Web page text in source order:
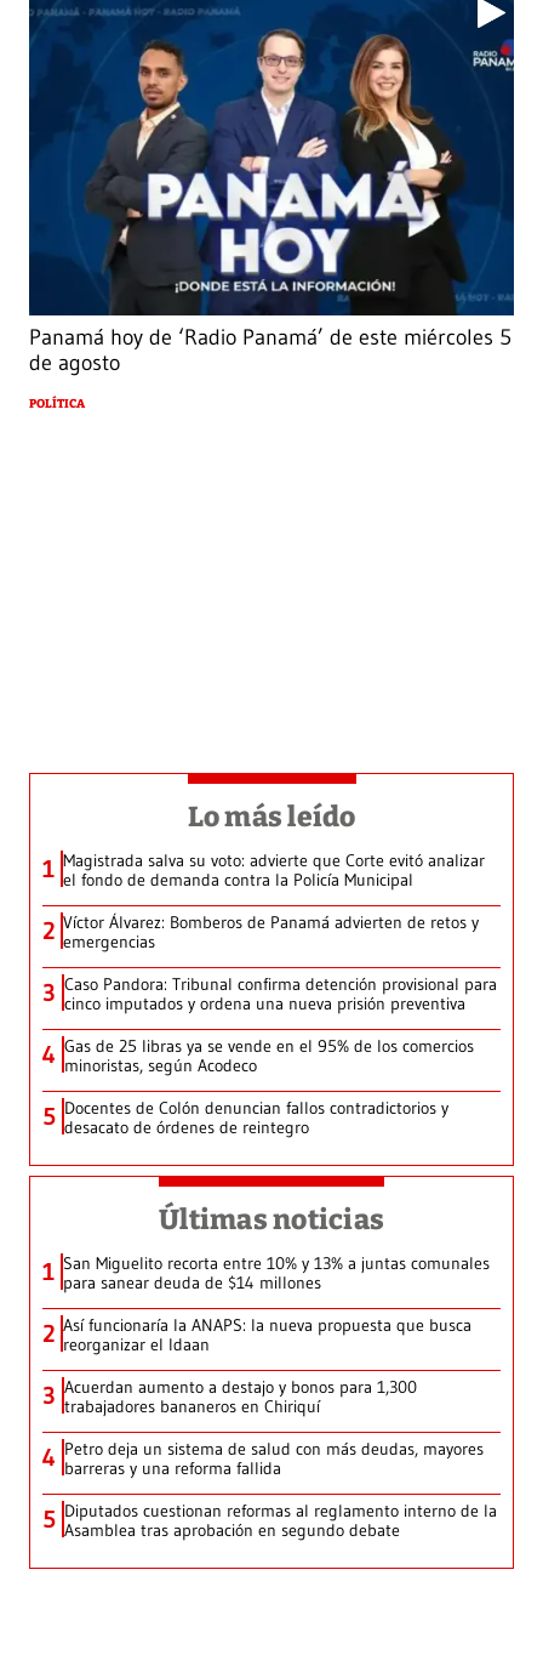
Panamá hoy de ‘Radio Panamá’ de este miércoles 5
de agosto
POLÍTICA
Lo más leído
1 Magistrada salva su voto: advierte que Corte evitó analizar
el fondo de demanda contra la Policía Municipal
2 Víctor Álvarez: Bomberos de Panamá advierten de retos y
emergencias
3 Caso Pandora: Tribunal confirma detención provisional para
cinco imputados y ordena una nueva prisión preventiva
4 Gas de 25 libras ya se vende en el 95% de los comercios
minoristas, según Acodeco
5 Docentes de Colón denuncian fallos contradictorios y
desacato de órdenes de reintegro
Últimas noticias
1 San Miguelito recorta entre 10% y 13% a juntas comunales
para sanear deuda de $14 millones
2 Así funcionaría la ANAPS: la nueva propuesta que busca
reorganizar el Idaan
3 Acuerdan aumento a destajo y bonos para 1,300
trabajadores bananeros en Chiriquí
4 Petro deja un sistema de salud con más deudas, mayores
barreras y una reforma fallida
5 Diputados cuestionan reformas al reglamento interno de la
Asamblea tras aprobación en segundo debate